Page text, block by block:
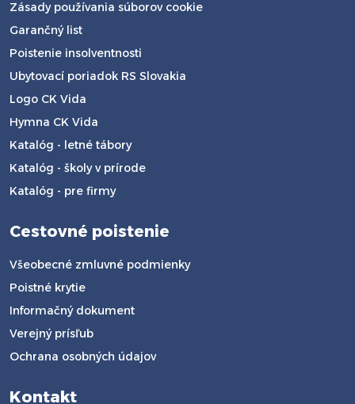
Zásady používania súborov cookie
Garančný list
Poistenie insolventnosti
Ubytovací poriadok RS Slovakia
Logo CK Vida
Hymna CK Vida
Katalóg - letné tábory
Katalóg - školy v prírode
Katalóg - pre firmy
Cestovné poistenie
Všeobecné zmluvné podmienky
Poistné krytie
Informačný dokument
Verejný prísľub
Ochrana osobných údajov
Kontakt